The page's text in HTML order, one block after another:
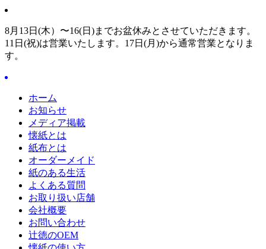
8月13日(木）〜16(日)までお盆休みとさせていただきます。
11日(祝)は営業いたします。17日(月)から通常営業となりま
す。
ホーム
お知らせ
メディア掲載
懐紙とは
紙布とは
オーダーメイド
紙のある生活
よくある質問
お取り扱い店舗
会社概要
お問い合わせ
辻徳のOEM